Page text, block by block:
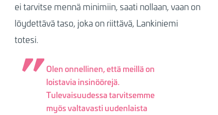
ei tarvitse mennä minimiin, saati nollaan, vaan on
löydettävä taso, joka on riittävä, Lankiniemi
totesi.
Olen onnellinen, että meillä on
loistavia insinöörejä.
Tulevaisuudessa tarvitsemme
myös valtavasti uudenlaista